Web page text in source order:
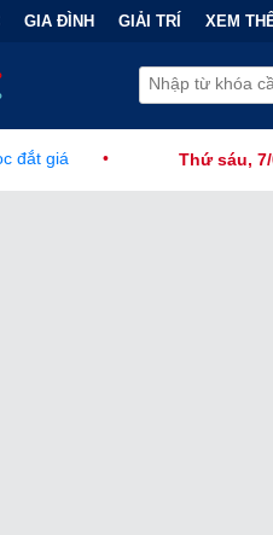
GIA ĐÌNH GIẢI TRÍ XEM
Thứ sáu, 7/
Chính Đằng Sau "Cơn Sốt" Trà